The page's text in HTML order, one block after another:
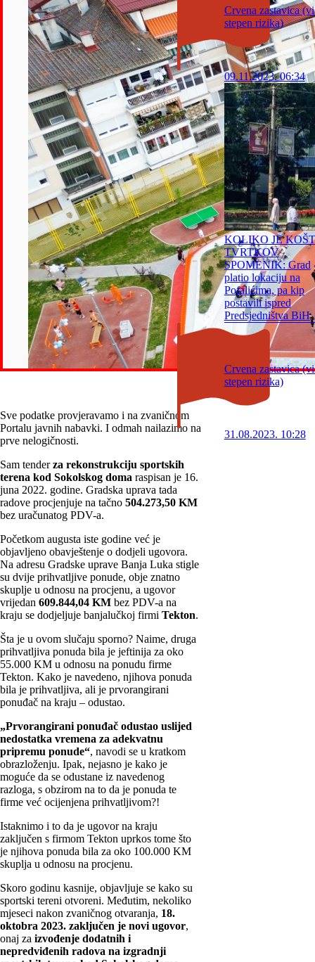
Sve podatke provjeravamo i na zvaničnom
Portalu javnih nabavki. I odmah nailazimo na
prve nelogičnosti.
Sam tenderza rekonstrukciju sportskih
terena kod Sokolskog doma raspisan je 16.
juna 2022. godine. Gradska uprava tada
radove procjenjuje na tačno 504.273,50 KM
bez uračunatog PDV-a.
Početkom augusta iste godine već je
objavljeno obavještenje o dodjeli ugovora.
Na adresu Gradske uprave Banja Luka stigle
su dvije prihvatljive ponude, obje znatno
skuplje u odnosu na procjenu, a ugovor
vrijedan 609.844,04 KM bez PDV-a na
kraju se dodjeljuje banjalučkoj firmi Tekton.
Šta je u ovom slučaju sporno? Naime, druga
prihvatljiva ponuda bila je jeftinija za oko
55.000 KM u odnosu na ponudu firme
Tekton. Kako je navedeno, njihova ponuda
bila je prihvatljiva, ali je prvorangirani
ponuđač na kraju – odustao.
„Prvorangirani ponuđač odustao uslijed
nedostatka vremena za adekvatnu
pripremu ponude“, navodi se u kratkom
obrazloženju. Ipak, nejasno je kako je
moguće da se odustane iz navedenog
razloga, s obzirom na to da je ponuda te
firme već ocijenjena prihvatljivom?!
Istaknimo i to da je ugovor na kraju
zaključen s firmom Tekton uprkos tome što
je njihova ponuda bila za oko 100.000 KM
skuplja u odnosu na procjenu.
Skoro godinu kasnije, objavljuje se kako su
sportski tereni otvoreni. Međutim, nekoliko
mjeseci nakon zvaničnog otvaranja, 18.
oktobra 2023. zaključen je novi ugovor,
onaj za izvođenje dodatnih i
nepredviđenih radova na izgradnji
Crvena zastavica
stepen rizika)
09.11.2023. 06:34
KOLIKO JE
TVRTKOV
SPOMENIK: Grad
platio lokaciju na
Pofalićima, pa kip
postavili ispred
Predsjedništva BiH
Crvena zastavica
stepen rizika)
31.08.2023. 10:28